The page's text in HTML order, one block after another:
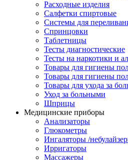
Расходные изделия
Салфетки спиртовые
Системы для
Спринцовки
Таблетницы
Тесты диагностические
Тесты на наркотики и
Товары для гигиены
Товары для гигиены
Товары для ухода за
Уход за больными
Шприцы
Медицинские приборы
Анализаторы
Глюкометры
Ингаляторы /
Ирригаторы
Массажеры